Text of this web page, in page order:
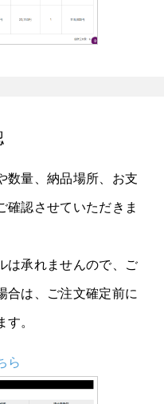
数量、納品場所、お支
確認させていただきま
は承れませんので、ご
合は、ご注文確定前に
。
ら